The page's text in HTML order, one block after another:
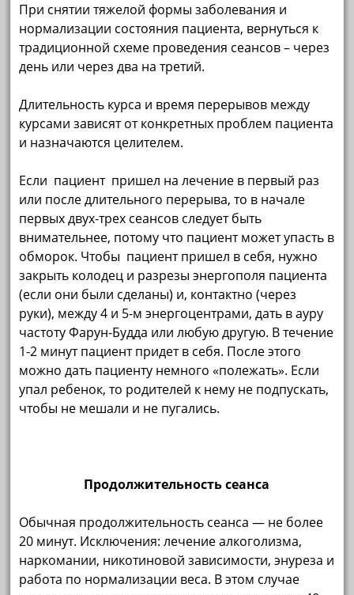
При снятии тяжелой формы заболевания и
нормализации состояния пациента, вернуться к
традиционной схеме проведения сеансов – через
день или через два на третий.
Длительность курса и время перерывов между
курсами зависят от конкретных проблем пациента
и назначаются целителем.
Если пациент пришел на лечение в первый раз
или после длительного перерыва, то в начале
первых двух-трех сеансов следует быть
внимательнее, потому что пациент может упасть в
обморок. Чтобы пациент пришел в себя, нужно
закрыть колодец и разрезы энергополя пациента
(если они были сделаны) и, контактно (через
руки), между 4 и 5-м энергоцентрами, дать в ауру
частоту Фарун-Будда или любую другую. В течение
1-2 минут пациент придет в себя. После этого
можно дать пациенту немного «полежать». Если
упал ребенок, то родителей к нему не подпускать,
чтобы не мешали и не пугались.
Продолжительность сеанса
Обычная продолжительность сеанса — не более
20 минут. Исключения: лечение алкоголизма,
наркомании, никотиновой зависимости, энуреза и
работа по нормализации веса. В этом случае